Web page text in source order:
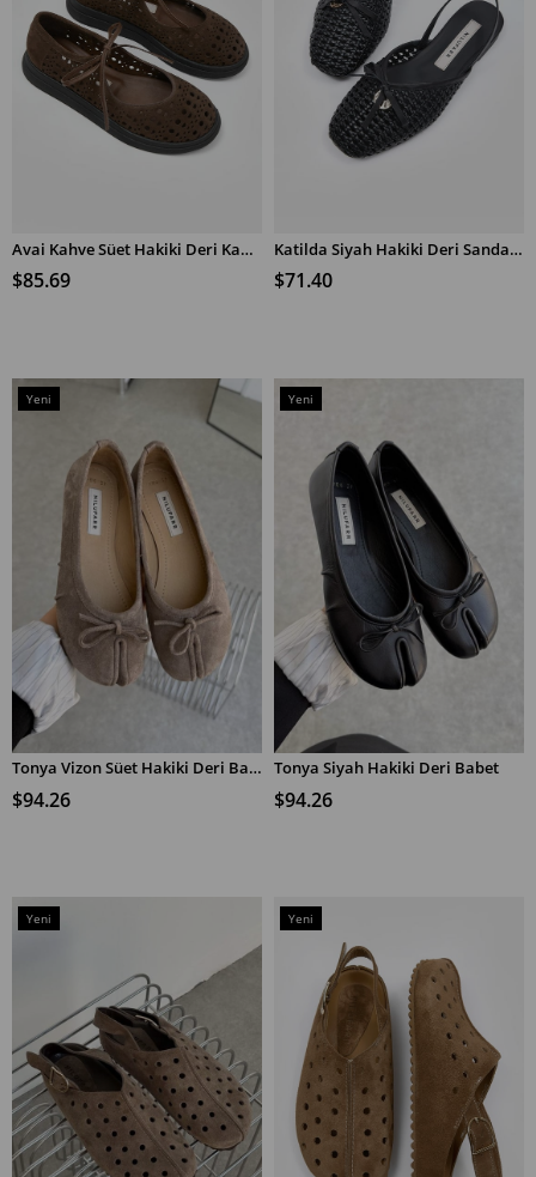
SEPETE EKLE Avai Kahve Süet Hakiki Deri Kadın Loafer Ayakkabı
$85.69
SEPETE EKLE Katilda Siyah Hakiki Deri Sandalet
$71.40
SEPETE EKLE
Yeni
Tonya Vizon Süet Hakiki Deri Babet
$94.26
SEPETE EKLE
Yeni
Tonya Siyah Hakiki Deri Babet
$94.26
Yeni
Yeni